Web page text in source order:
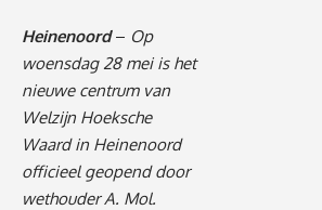
Heinenoord– Op
woensdag 28 mei is het
nieuwe centrum van
Welzijn Hoeksche
Waard in Heinenoord
officieel geopend door
wethouder A. Mol.